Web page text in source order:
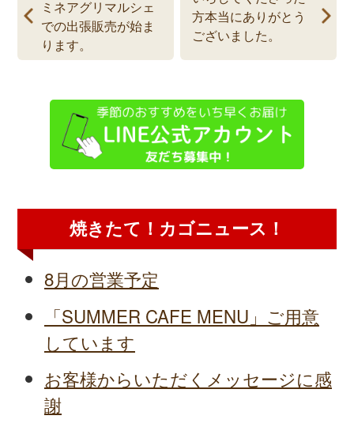
ミネアグリマルシェ
での出張販売が始ま
ります。
方本当にありがとう
ございました。
焼きたて！カゴニュース！
8月の営業予定
「SUMMER CAFE MENU」ご用意
しています
お客様からいただくメッセージに感
謝